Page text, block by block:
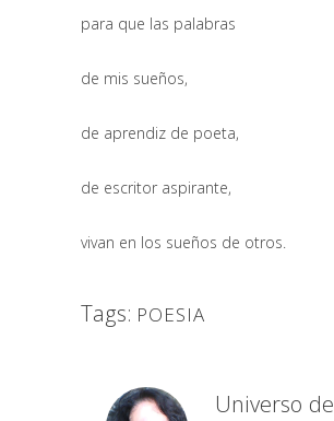
para que las palabras
de mis sueños,
de aprendiz de poeta,
de escritor aspirante,
vivan en los sueños de otros.
Tags: POESIA
Universo de